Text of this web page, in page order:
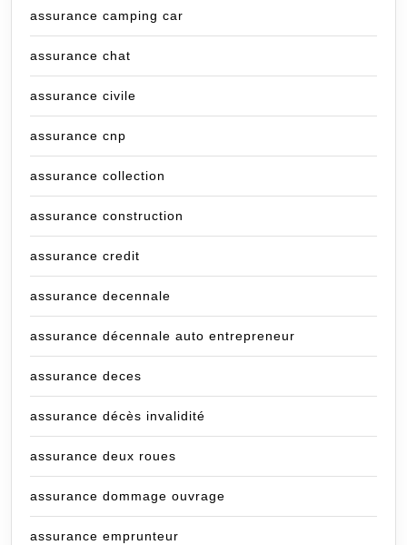
assurance camping car
assurance chat
assurance civile
assurance cnp
assurance collection
assurance construction
assurance credit
assurance decennale
assurance décennale auto entrepreneur
assurance deces
assurance décès invalidité
assurance deux roues
assurance dommage ouvrage
assurance emprunteur